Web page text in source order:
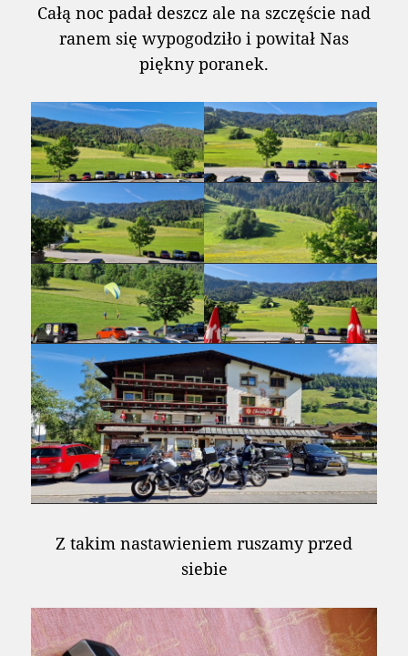
Całą noc padał deszcz ale na szczęście nad
ranem się wypogodziło i powitał Nas
piękny poranek.
Z takim nastawieniem ruszamy przed
siebie